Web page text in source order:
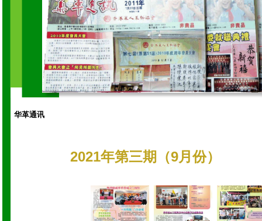
华革通讯
2021年第三期（9月份）